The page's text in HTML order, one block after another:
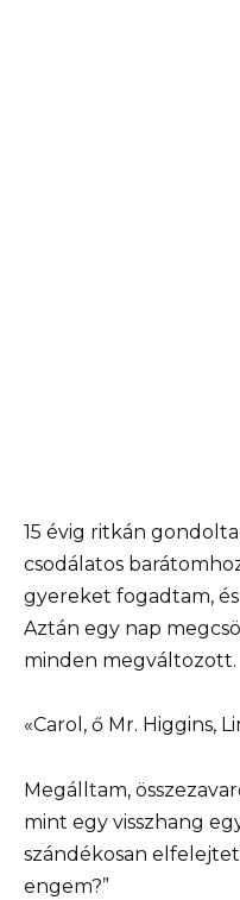
15 évig ritkán
csodálatos
gyereket fogadtam,
Aztán egy nap
minden megváltozott.
«Carol, ő Mr. Higgins,
Megálltam,
mint egy visszhang
szándékosan
engem?”